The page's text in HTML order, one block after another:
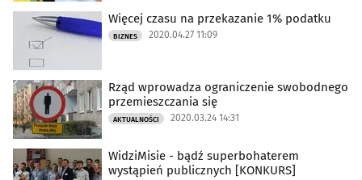
Więcej czasu na przekazanie 1% podatku
BIZNES 2020.04.27 11:09
Rząd wprowadza ograniczenie swobodnego
przemieszczania się
AKTUALNOŚCI 2020.03.24 14:31
WidziMisie - bądź superbohaterem
wystąpień publicznych [KONKURS]